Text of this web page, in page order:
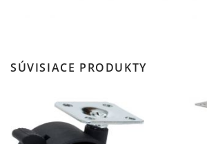
SÚVISIACE PRODUKTY